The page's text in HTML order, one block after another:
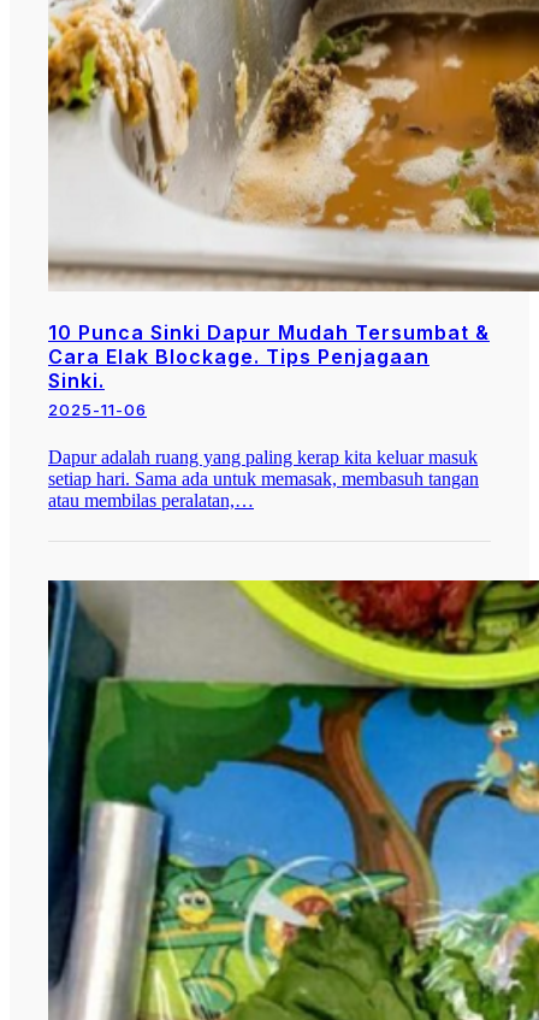
10 Punca Sinki Dapur Mudah Tersumbat &
Cara Elak Blockage. Tips Penjagaan
Sinki.
2025-11-06
Dapur adalah ruang yang paling kerap kita keluar masuk
setiap hari. Sama ada untuk memasak, membasuh tangan
atau membilas peralatan,…